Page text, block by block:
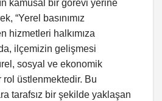
kamusal bir görevi yerine
“Yerel basınımız
hizmetleri halkımıza
ilçemizin gelişmesi
sosyal ve ekonomik
üstlenmektedir. Bu
tarafsız bir şekilde yaklaşan